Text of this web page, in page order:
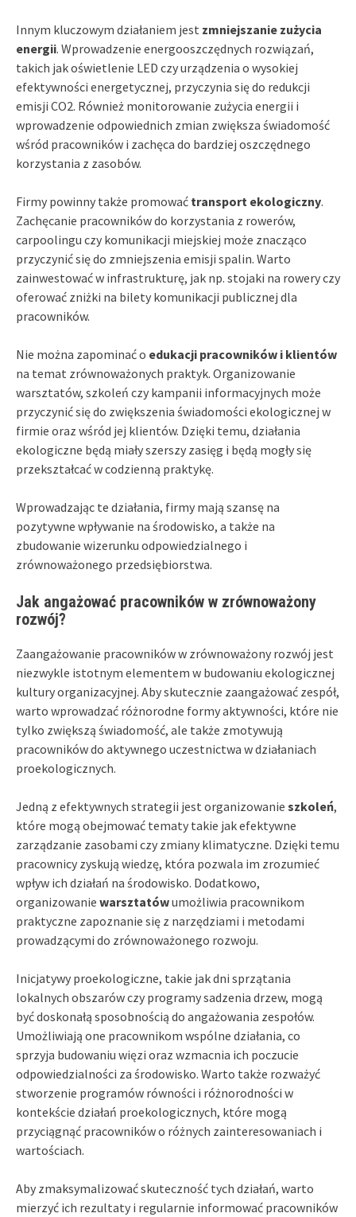
Innym kluczowym działaniem jest zmniejszanie zużycia
energii. Wprowadzenie energooszczędnych rozwiązań,
takich jak oświetlenie LED czy urządzenia o wysokiej
efektywności energetycznej, przyczynia się do redukcji
emisji CO2. Również monitorowanie zużycia energii i
wprowadzenie odpowiednich zmian zwiększa świadomość
wśród pracowników i zachęca do bardziej oszczędnego
korzystania z zasobów.
Firmy powinny także promować transport ekologiczny.
Zachęcanie pracowników do korzystania z rowerów,
carpoolingu czy komunikacji miejskiej może znacząco
przyczynić się do zmniejszenia emisji spalin. Warto
zainwestować w infrastrukturę, jak np. stojaki na rowery czy
oferować zniżki na bilety komunikacji publicznej dla
pracowników.
Nie można zapominać o edukacji pracowników i klientów
na temat zrównoważonych praktyk. Organizowanie
warsztatów, szkoleń czy kampanii informacyjnych może
przyczynić się do zwiększenia świadomości ekologicznej w
firmie oraz wśród jej klientów. Dzięki temu, działania
ekologiczne będą miały szerszy zasięg i będą mogły się
przekształcać w codzienną praktykę.
Wprowadzając te działania, firmy mają szansę na
pozytywne wpływanie na środowisko, a także na
zbudowanie wizerunku odpowiedzialnego i
zrównoważonego przedsiębiorstwa.
Jak angażować pracowników w zrównoważony
rozwój?
Zaangażowanie pracowników w zrównoważony rozwój jest
niezwykle istotnym elementem w budowaniu ekologicznej
kultury organizacyjnej. Aby skutecznie zaangażować zespół,
warto wprowadzać różnorodne formy aktywności, które nie
tylko zwiększą świadomość, ale także zmotywują
pracowników do aktywnego uczestnictwa w działaniach
proekologicznych.
Jedną z efektywnych strategii jest organizowanie szkoleń,
które mogą obejmować tematy takie jak efektywne
zarządzanie zasobami czy zmiany klimatyczne. Dzięki temu
pracownicy zyskują wiedzę, która pozwala im zrozumieć
wpływ ich działań na środowisko. Dodatkowo,
organizowanie warsztatówumożliwia pracownikom
praktyczne zapoznanie się z narzędziami i metodami
prowadzącymi do zrównoważonego rozwoju.
Inicjatywy proekologiczne, takie jak dni sprzątania
lokalnych obszarów czy programy sadzenia drzew, mogą
być doskonałą sposobnością do angażowania zespołów.
Umożliwiają one pracownikom wspólne działania, co
sprzyja budowaniu więzi oraz wzmacnia ich poczucie
odpowiedzialności za środowisko. Warto także rozważyć
stworzenie programów równości i różnorodności w
kontekście działań proekologicznych, które mogą
przyciągnąć pracowników o różnych zainteresowaniach i
wartościach.
Aby zmaksymalizować skuteczność tych działań, warto
mierzyć ich rezultaty i regularnie informować pracowników